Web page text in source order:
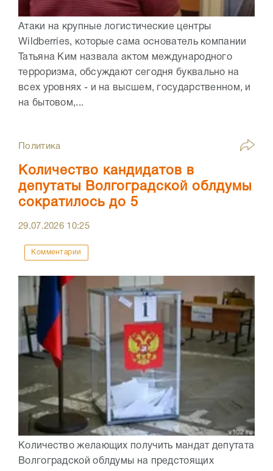
Атаки на крупные логистические центры
Wildberries, которые сама основатель компании
Татьяна Ким назвала актом международного
терроризма, обсуждают сегодня буквально на
всех уровнях - и на высшем, государственном, и
на бытовом,...
Политика
Количество кандидатов в
депутаты Волгоградской облдумы
сократилось до 5
29.07.2026 10:25
Комментарии
Количество желающих получить мандат депутата
Волгоградской облдумы на предстоящих